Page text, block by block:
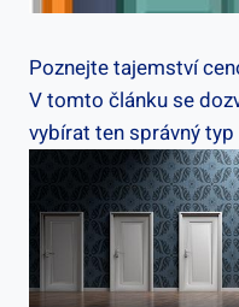
Poznejte tajemství
V tomto článku se
vybírat ten správný